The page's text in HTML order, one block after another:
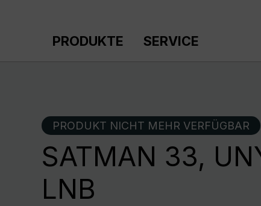
PRODUKTE SERVICE
PRODUKT NICHT MEHR VERFÜGBAR
SATMAN 33,
LNB